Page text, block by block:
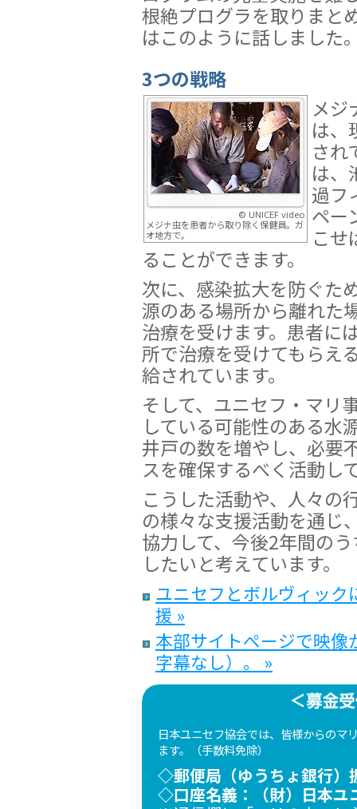
根絶プログラを取りまと
はこのように話しました
3つの戦略
© UNICEF video
メジナ虫を患者から取り除く保健員。ガ
オ地方で。
メジ
は、
され
は、
過フ
ペー
こせ
ることができます。
次に、感染拡大を防ぐた
源のある場所から離れた
治療を受けます。患者に
所で治療を受けてもらえ
給されています。
そして、ユニセフ・マリ
している可能性のある水
井戸の数を増やし、必要
スを確保するべく活動し
こうした活動や、人々の
の様々な支援活動を通じ
協力して、今後2年間の
したいと考えています。
ユニセフとボルヴィック
援 »
本部サイトページで映
字幕なし）。 »
日本ユニセフ協会では、皆様からのマ
ます。（手数料免除）
◇郵便局（ゆうちょ銀行
◇口座名義：（財）日本ユ